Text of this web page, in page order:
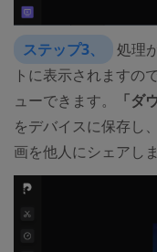
ステップ3、
処理
トに表示されますの
ューできます。
「ダ
をデバイスに保存し
画を他人にシェアし